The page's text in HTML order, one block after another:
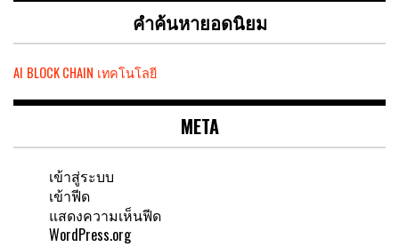
คำค้นหายอดนิยม
AI BLOCK CHAIN เทคโนโลยี
META
เข้าสู่ระบบ
เข้าฟีด
แสดงความเห็นฟีด
WordPress.org